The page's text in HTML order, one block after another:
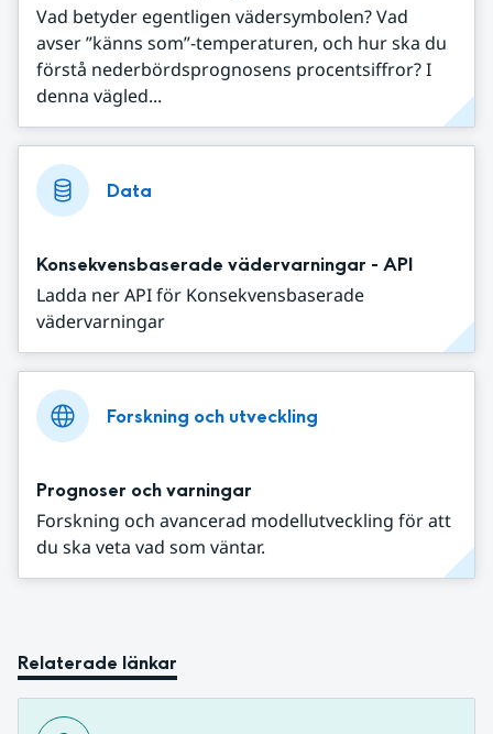
Vad betyder egentligen vädersymbolen? Vad
avser ”känns som”-temperaturen, och hur ska du
förstå nederbördsprognosens procentsiffror? I
denna vägled...
Data
Konsekvensbaserade vädervarningar - API
Ladda ner API för Konsekvensbaserade
vädervarningar
Forskning och utveckling
Prognoser och varningar
Forskning och avancerad modellutveckling för att
du ska veta vad som väntar.
Relaterade länkar